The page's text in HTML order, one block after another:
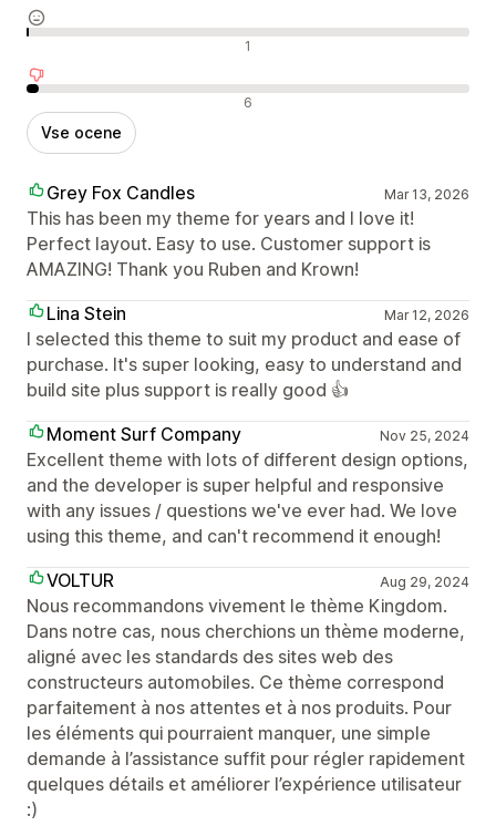
Nevtralne ocene 1
Negativne ocene 6
Vse ocene
Grey Fox Candles Mar 13, 2026
This has been my theme for years and I love it!
Perfect layout. Easy to use. Customer support is
AMAZING! Thank you Ruben and Krown!
Lina Stein
Mar 12, 2026
I selected this theme to suit my product and ease of
purchase. It's super looking, easy to understand and
build site plus support is really good 👍
Moment Surf Company
Nov 25, 2024
Excellent theme with lots of different design options,
and the developer is super helpful and responsive
with any issues / questions we've ever had. We love
using this theme, and can't recommend it enough!
VOLTUR
Aug 29, 2024
Nous recommandons vivement le thème Kingdom.
Dans notre cas, nous cherchions un thème moderne,
aligné avec les standards des sites web des
constructeurs automobiles. Ce thème correspond
parfaitement à nos attentes et à nos produits. Pour
les éléments qui pourraient manquer, une simple
demande à l’assistance suffit pour régler rapidement
quelques détails et améliorer l’expérience utilisateur
:)